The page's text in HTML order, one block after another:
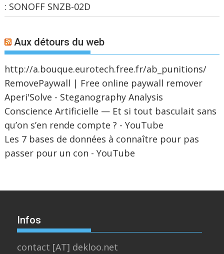
: SONOFF SNZB-02D
Aux détours du web
http://a.bouque.eurotech.free.fr/ab_punitions/
RemovePaywall | Free online paywall remover
Aperi'Solve - Steganography Analysis
Conscience Artificielle — Et si tout basculait sans
qu’on s’en rende compte ? - YouTube
Les 7 bases de données à connaître pour pas
passer pour un con - YouTube
Infos
contact [AT] dekloo.net